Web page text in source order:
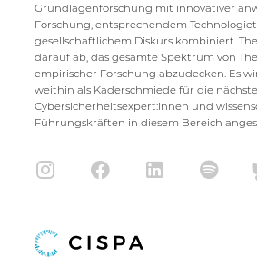
Grundlagenforschung mit innovativer
Forschung, entsprechendem
gesellschaftlichem Diskurs kombiniert.
darauf ab, das gesamte Spektrum von
empirischer Forschung abzudecken. Es
weithin als Kaderschmiede für die
Cybersicherheitsexpert:innen und
Führungskräften in diesem Bereich